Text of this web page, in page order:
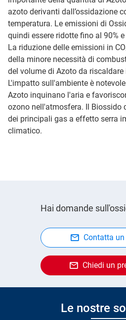
azoto derivanti dall’ossidazione
temperatura. Le emissioni di
quindi essere ridotte fino al 90%
La riduzione delle emissioni in
della minore necessità di
del volume di Azoto da
L'impatto sull'ambiente è
Azoto inquinano l'aria e
ozono nell'atmosfera. Il Biossido
dei principali gas a effetto serra
climatico.
Hai domande
Contatta
Chiedi un
Le nostre